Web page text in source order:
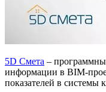
5D Смета –
информации в BIM-
показателей в системы